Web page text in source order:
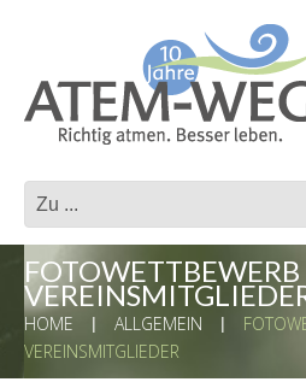
FOTOWETTBEWERB
HOME ALLGEMEIN
VEREINSMITGLIEDER